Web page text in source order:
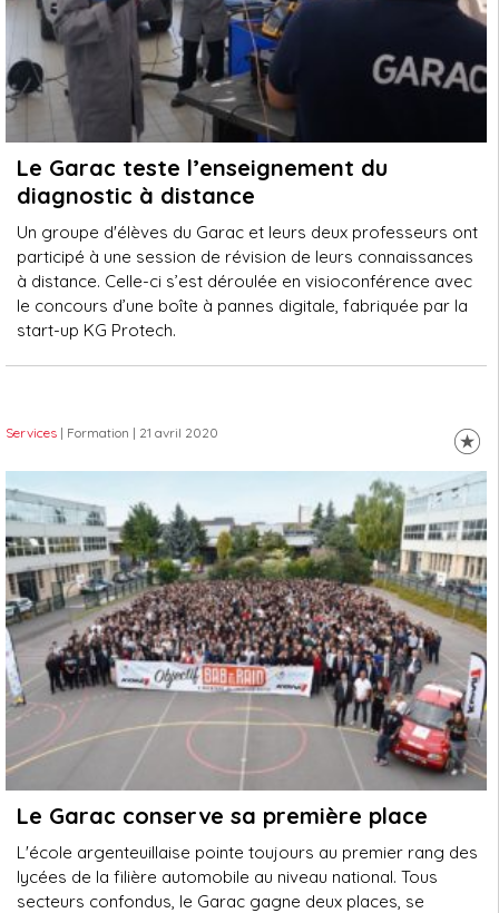
Le Garac teste l’enseignement du
diagnostic à distance
Un groupe d'élèves du Garac et leurs deux professeurs ont
participé à une session de révision de leurs connaissances
à distance. Celle-ci s’est déroulée en visioconférence avec
le concours d’une boîte à pannes digitale, fabriquée par la
start-up KG Protech.
Services | Formation | 21 avril 2020
Le Garac conserve sa première place
L'école argenteuillaise pointe toujours au premier rang des
lycées de la filière automobile au niveau national. Tous
secteurs confondus, le Garac gagne deux places, se